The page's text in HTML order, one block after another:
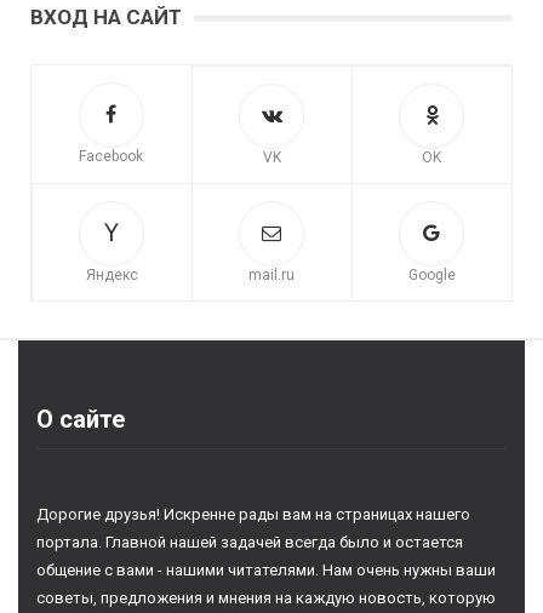
ВХОД НА САЙТ
Facebook VK OK
Яндекс mail.ru Google
О сайте
Дорогие друзья! Искренне рады вам на страницах нашего
портала. Главной нашей задачей всегда было и остается
общение с вами - нашими читателями. Нам очень нужны ваши
советы, предложения и мнения на каждую новость, которую